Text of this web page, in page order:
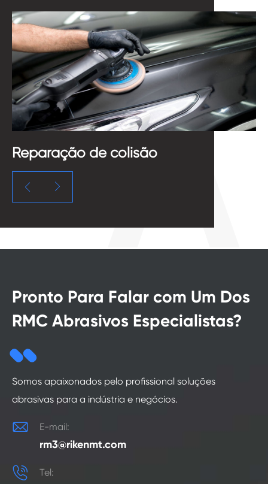
Reparação de colisão
 
Pronto Para Falar com Um Dos
RMC Abrasivos Especialistas?
Somos apaixonados pelo profissional soluções
abrasivas para a indústria e negócios.
 E-mail:
rm3@rikenmt.com
 Tel: